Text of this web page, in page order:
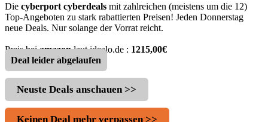
Die cyberport cyberdeals mit zahlreichen (meistens um die 12)
Top-Angeboten zu stark rabattierten Preisen! Jeden Donnerstag
neue Deals. Nur solange der Vorrat reicht.
Preis beiamazonlaut idealo.de : 1215,00€
Deal leider abgelaufen
Neuste Deals anschauen >>
Keinen Deal mehr verpassen >>